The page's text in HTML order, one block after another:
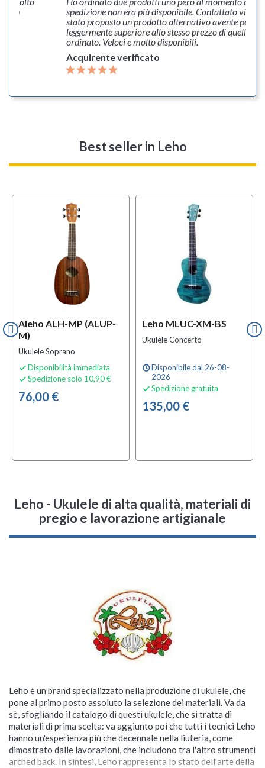
Non
spedizione non era più disponibile. Contattato via
stato proposto un prodotto alternativo avente però
leggermente superiore allo stesso prezzo di quello
ordinato. Veloci e molto disponibili.
Acquirente verificato
Best sellerin Leho
Aleho ALH-MP (ALUP-
M)
Ukulele Soprano
 Disponibilità immediata
 Spedizione solo 10,90 €
76,00 €
Leho MLUC-XM-BS
Ukulele Concerto
scheduleDisponibile dal 26-08-
2026
 Spedizione gratuita
135,00 €
Leho - Ukulele di alta qualità, materiali di
pregio e lavorazione artigianale
Leho è un brand specializzato nella produzione di ukulele, che
pone al primo posto assoluto la selezione dei materiali. Va da
sè, sfogliando il catalogo di questi ukulele, che si tratta di
materiali di prima scelta: va aggiunto poi che tutti i tecnici Leho
hanno un'esperienza più che decennale nella liuteria, come
dimostrato dalle lavorazioni, che includono tra l'altro strumenti
arched back. In sintesi, Leho rappresenta lo stato dell'arte della